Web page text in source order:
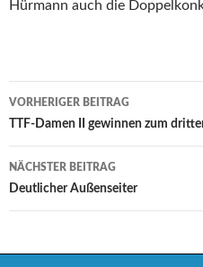
Hürmann auch die
Beitrags-
Navigation
VORHERIGER BEITRAG
TTF-Damen II gewinnen zum
NÄCHSTER BEITRAG
Deutlicher Außenseiter